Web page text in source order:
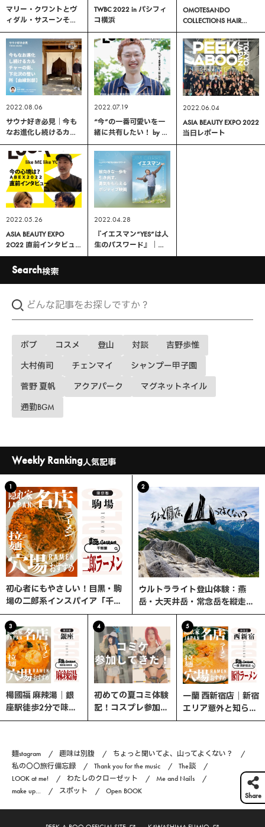
マリー・クワントとヴ
ィダル・サスーンそし
てピーク・ア・ブー
TWBC 2022 in パシフィ
コ横浜
OMOTESANDO
COLLECTIONS HAIR
TRENDS 2022-2023｜
PEEK-A-BOO当日レポー
ト
2022.08.06
サウナ好き必見｜今も
なお進化し続けるカル
チャーの街、下北沢の
整い所【由縁別邸】
2022.07.19
“今”の一番可愛いを一
緒に共有したい！ by 朝
賀 健人
2022.06.04
ASIA BEAUTY EXPO 2022
当日レポート
2022.05.26
ASIA BEAUTY EXPO
2O22 直前インタビュ
ー
2022.04.28
『イエスマン“YES”は人
生のパスワード』｜前
向きな一歩を引き出
Search検索
ボブ コスメ 登山 対談 吉野歩惟
大村侑司 チェンマイ シャンプー甲子園
菅野 夏帆 アクアパーク マグネットネイル
通勤BGM
Weekly Ranking人気記事
1
初心者にもやさしい！目黒・駒
場の二郎系インスパイア「千里
眼」へ行ってみた
2
ウルトラライト登山体験：燕
岳・大天井岳・常念岳を縦走す
る3日間の旅
3
楊國福 麻辣湯｜銀
座駅徒歩2分で味わ
う、選べる楽しさ×
4
初めての夏コミ体験
記！コスプレ参加の
流れと熱中症対策ま
5
一蘭 西新宿店｜新宿
エリア意外と知らな
い、ここが穴場！
麺stagram 趣味は別腹
ちょっと聞いてよ、山ってよくない？
私の〇〇旅行備忘録
Thank you for the music
The談
LOOK at me!
わたしのクローゼット
Me and Nails
make up...
スポット Open BOOK
Share